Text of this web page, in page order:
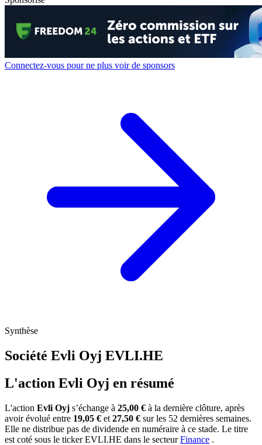
Connectez-vous pour ne plus voir de sponsors
Synthèse
Société Evli Oyj EVLI.HE
L'action Evli Oyj en résumé
L'action Evli Oyj s’échange à 25,00 € à la dernière clôture, après
avoir évolué entre 19,05 € et 27,50 € sur les 52 dernières semaines.
Elle ne distribue pas de dividende en numéraire à ce stade. Le titre
est coté sous le tickerEVLI.HE dans le secteurFinance .